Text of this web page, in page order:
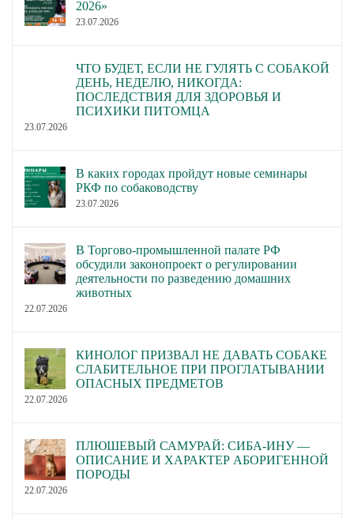
2026»
23.07.2026
ЧТО БУДЕТ, ЕСЛИ НЕ ГУЛЯТЬ С СОБАКОЙ
ДЕНЬ, НЕДЕЛЮ, НИКОГДА:
ПОСЛЕДСТВИЯ ДЛЯ ЗДОРОВЬЯ И
ПСИХИКИ ПИТОМЦА
23.07.2026
В каких городах пройдут новые семинары
РКФ по собаководству
23.07.2026
В Торгово-промышленной палате РФ
обсудили законопроект о регулировании
деятельности по разведению домашних
животных
22.07.2026
КИНОЛОГ ПРИЗВАЛ НЕ ДАВАТЬ СОБАКЕ
СЛАБИТЕЛЬНОЕ ПРИ ПРОГЛАТЫВАНИИ
ОПАСНЫХ ПРЕДМЕТОВ
22.07.2026
ПЛЮШЕВЫЙ САМУРАЙ: СИБА-ИНУ —
ОПИСАНИЕ И ХАРАКТЕР АБОРИГЕННОЙ
ПОРОДЫ
22.07.2026